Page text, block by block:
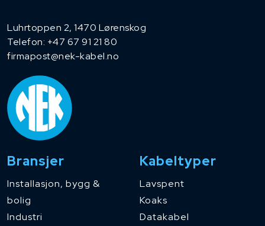
Luhrtoppen 2, 1470 Lørenskog
Telefon: +47 67 91 21 80
firmapost@nek-kabel.no
Bransjer
Installasjon, bygg &
bolig
Industri
Kabeltyper
Lavspent
Koaks
Datakabel